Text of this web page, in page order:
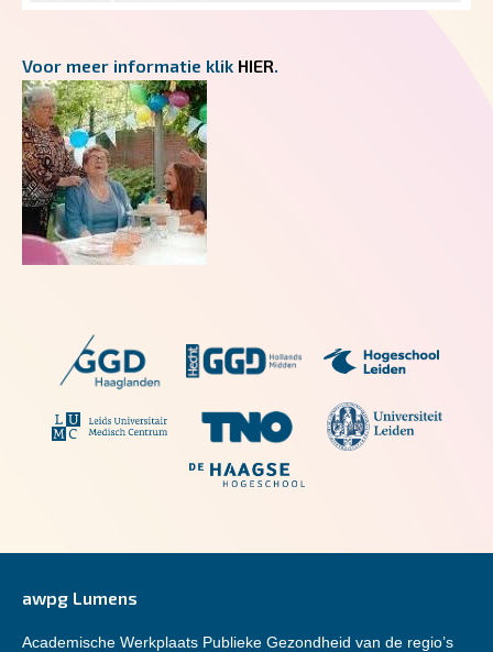
Voor meer informatie klik HIER.
awpg Lumens
Academische Werkplaats Publieke Gezondheid van de regio’s